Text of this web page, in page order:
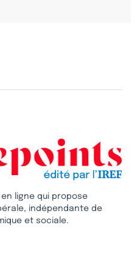
ligne qui propose
indépendante de
et sociale.